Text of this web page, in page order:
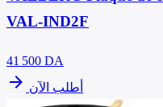
VAL-IND2F
41 500 DA
arrow_forward أطلب الآن